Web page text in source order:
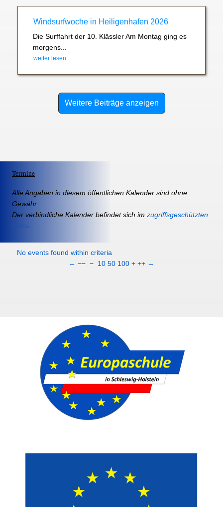
Windsurfwoche in Heiligenhafen 2026
Die Surffahrt der 10. Klässler Am Montag ging es
morgens...
weiter lesen
Weitere Beiträge anzeigen
Termine
Alle Angaben in diesem öffentlichen Kalender sind ohne
Gewähr.
Der verbindliche Kalender befindet sich im zugriffsgeschützten
IServ.
No events found within criteria
← −− − 10 50 100 + ++ →